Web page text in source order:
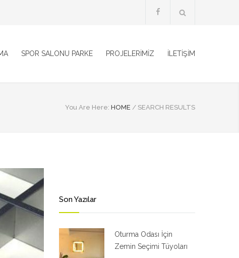
SPOR SALONU PARKE PROJELERİMİZ İLETİŞİM
You Are Here: HOME / SEARCH RESULTS
Son Yazılar
Oturma Odası İçin
Zemin Seçimi Tüyoları